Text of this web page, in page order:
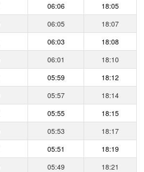
06:06
18:05
06:05
18:07
06:03
18:08
06:01
18:10
05:59
18:12
05:57
18:14
05:55
18:15
05:53
18:17
05:51
18:19
05:49
18:21